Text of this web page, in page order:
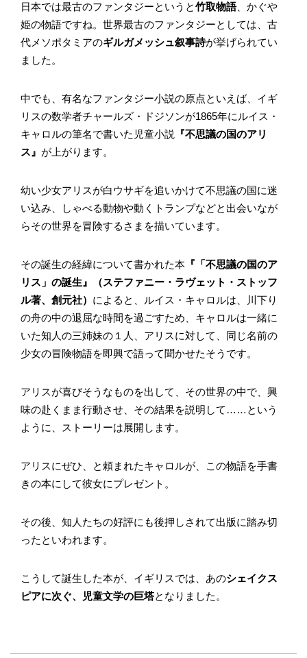
日本では最古のファンタジーというと竹取物語、かぐや
姫の物語ですね。世界最古のファンタジーとしては、古
代メソポタミアのギルガメッシュ叙事詩が挙げられてい
ました。
中でも、有名なファンタジー小説の原点といえば、イギ
リスの数学者チャールズ・ドジソンが1865年にルイス・
キャロルの筆名で書いた児童小説
『不思議の国のアリ
ス』 が上がります。
幼い少女アリスが白ウサギを追いかけて不思議の国に迷
い込み、しゃべる動物や動くトランプなどと出会いなが
らその世界を冒険するさまを描いています。
その誕生の経緯について書かれた本 『「不思議の国のア
リス」の誕生』（ステファニー・ラヴェット・ストッフ
ル著、創元社） によると、ルイス・キャロルは、川下り
の舟の中の退屈な時間を過ごすため、キャロルは一緒に
いた知人の三姉妹の１人、アリスに対して、同じ名前の
少女の冒険物語を即興で語って聞かせたそうです。
アリスが喜びそうなものを出して、その世界の中で、興
味の赴くまま行動させ、その結果を説明して……という
ように、ストーリーは展開します。
アリスにぜひ、と頼まれたキャロルが、この物語を手書
きの本にして彼女にプレゼント。
その後、知人たちの好評にも後押しされて出版に踏み切
ったといわれます。
こうして誕生した本が、イギリスでは、あのシェイクス
ピアに次ぐ、児童文学の巨塔となりました。